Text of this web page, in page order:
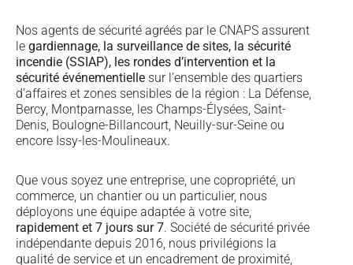
Nos agents de sécurité agréés par le CNAPS assurent
le gardiennage, la surveillance de sites, la sécurité
incendie (SSIAP), les rondes d’intervention et la
sécurité événementielle sur l’ensemble des quartiers
d’affaires et zones sensibles de la région : La Défense,
Bercy, Montparnasse, les Champs-Élysées, Saint-
Denis, Boulogne-Billancourt, Neuilly-sur-Seine ou
encore Issy-les-Moulineaux.
Que vous soyez une entreprise, une copropriété, un
commerce, un chantier ou un particulier, nous
déployons une équipe adaptée à votre site,
rapidement et 7 jours sur 7. Société de sécurité privée
indépendante depuis 2016, nous privilégions la
qualité de service et un encadrement de proximité,